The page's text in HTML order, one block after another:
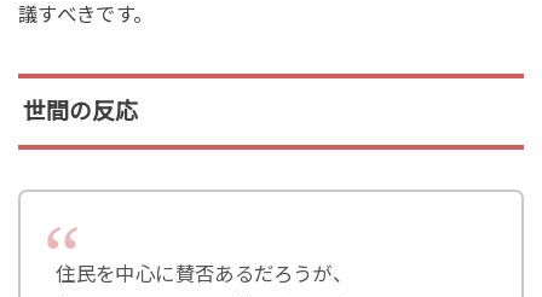
議すべきです。
世間の反応
住民を中心に賛否あるだろうが、